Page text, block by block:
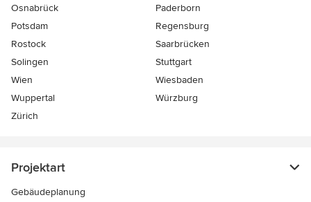
Osnabrück
Paderborn
Potsdam
Regensburg
Rostock
Saarbrücken
Solingen
Stuttgart
Wien
Wiesbaden
Wuppertal
Würzburg
Zürich
Projektart
Gebäudeplanung